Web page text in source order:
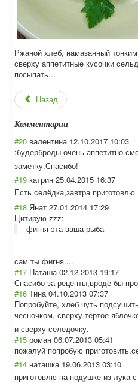
Ржаной хлеб, намазанный
сверху аппетитные кусочки
посыпать...
Назад
Комментарии
#20 валентина 12.10.2017 10:03
:будерброды очень аппетитно
заметку.Спасибо!
#19 катрин 25.04.2015 16:37
Есть селёдка,завтра приготовлю
#18 Янат 27.01.2014 17:29
Цитирую zzz:
фигня эта ваша рыба
сам ты фигня....
#17 Наташа 02.12.2013 19:17
Спасибо за рецепты,вроде бы
#16 Тина 04.10.2013 07:37
Попробуйте, хлеб чуть
чесночком, сверху тертое
и сверху селедочку.
#15 роман 06.07.2013 05:41
пожалуй попробую
#14 наташка 19.06.2013 03:10
приготовлю на подушке из лука